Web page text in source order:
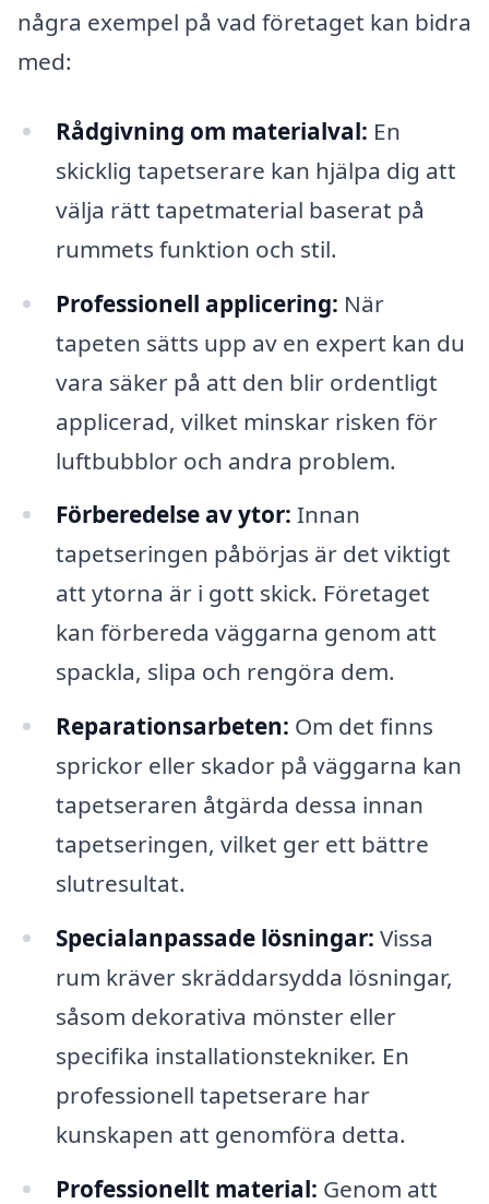
några exempel på vad företaget kan bidra
med:
Rådgivning om materialval: En
skicklig tapetserare kan hjälpa dig att
välja rätt tapetmaterial baserat på
rummets funktion och stil.
Professionell applicering: När
tapeten sätts upp av en expert kan du
vara säker på att den blir ordentligt
applicerad, vilket minskar risken för
luftbubblor och andra problem.
Förberedelse av ytor: Innan
tapetseringen påbörjas är det viktigt
att ytorna är i gott skick. Företaget
kan förbereda väggarna genom att
spackla, slipa och rengöra dem.
Reparationsarbeten: Om det finns
sprickor eller skador på väggarna kan
tapetseraren åtgärda dessa innan
tapetseringen, vilket ger ett bättre
slutresultat.
Specialanpassade lösningar: Vissa
rum kräver skräddarsydda lösningar,
såsom dekorativa mönster eller
specifika installationstekniker. En
professionell tapetserare har
kunskapen att genomföra detta.
Professionellt material: Genom att